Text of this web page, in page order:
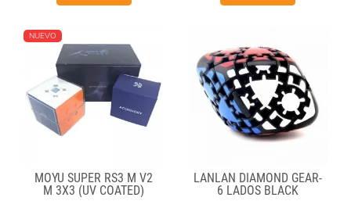
NUEVO
MOYU SUPER RS3 M V2
M 3X3 (UV COATED)
LANLAN DIAMOND GEAR-
6 LADOS BLACK